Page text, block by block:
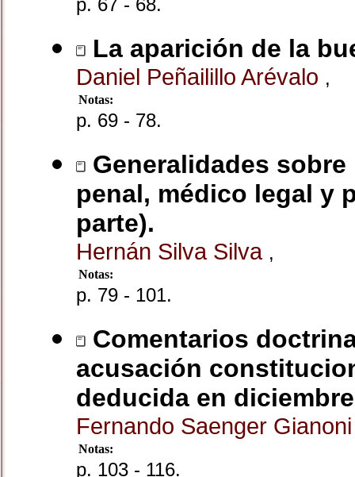
p. 67 - 68.
La aparición de la
Daniel Peñailillo Arévalo ,
Notas:
p. 69 - 78.
Generalidades
penal, médico legal y
parte).
Hernán Silva Silva ,
Notas:
p. 79 - 101.
Comentarios
acusación
deducida en
Fernando Saenger
Notas:
p. 103 - 116.